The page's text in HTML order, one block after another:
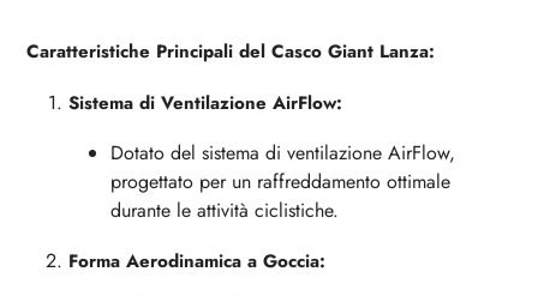
Caratteristiche Principali del Casco Giant Lanza:
Sistema di Ventilazione AirFlow:
Dotato del sistema di ventilazione AirFlow,
progettato per un raffreddamento ottimale
durante le attività ciclistiche.
Forma Aerodinamica a Goccia: